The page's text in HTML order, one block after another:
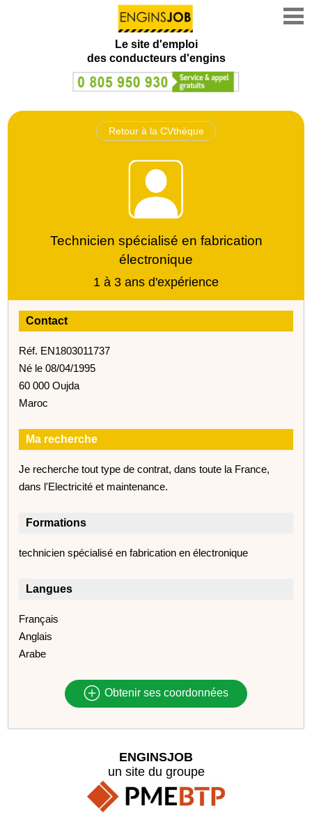
Le site d'emploi
des conducteurs d'engins
Retour à la CVthèque
Technicien spécialisé en fabrication
électronique
1 à 3 ans d'expérience
Contact
Réf. EN1803011737
Né le 08/04/1995
60 000 Oujda
Maroc
Ma recherche
Je recherche tout type de contrat, dans toute la France,
dans l'Electricité et maintenance.
Formations
technicien spécialisé en fabrication en électronique
Langues
Français
Anglais
Arabe
Obtenir ses coordonnées
ENGINSJOB
un site du groupe